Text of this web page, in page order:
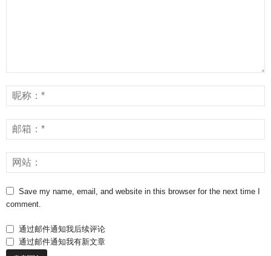
Save my name, email, and website in this browser for the next time I
comment.
通过邮件通知我后续评论
通过邮件通知我有新文章